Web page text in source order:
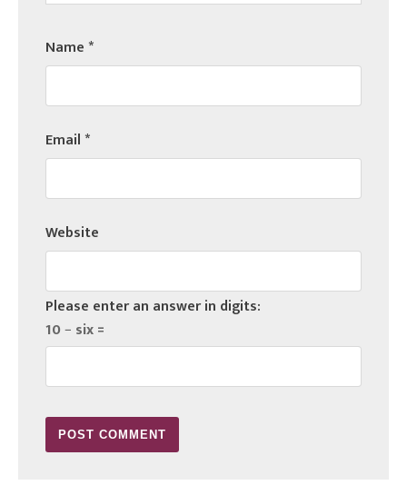
Name*
Email*
Website
Please enter an answer in digits:
10 − six =